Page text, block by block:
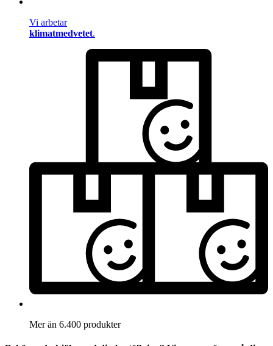
Vi arbetar
klimatmedvetet.
Mer än 6.400 produkter